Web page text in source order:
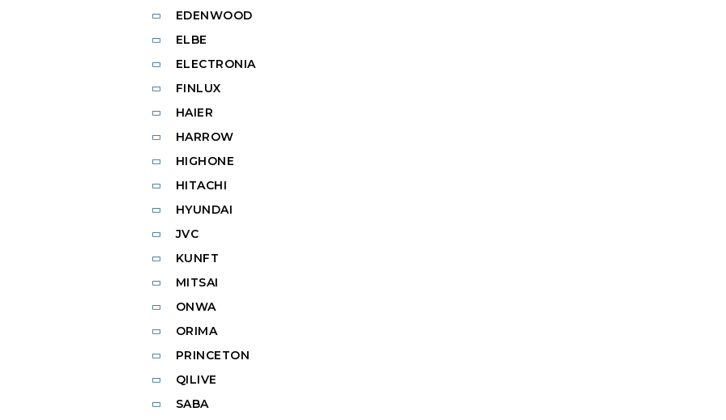
EDENWOOD
ELBE
ELECTRONIA
FINLUX
HAIER
HARROW
HIGHONE
HITACHI
HYUNDAI
JVC
KUNFT
MITSAI
ONWA
ORIMA
PRINCETON
QILIVE
SABA